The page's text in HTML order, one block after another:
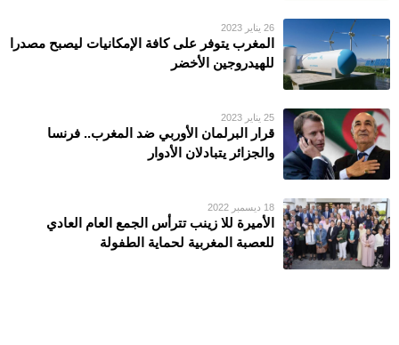
26 يناير 2023
المغرب يتوفر على كافة الإمكانيات ليصبح مصدرا
للهيدروجين الأخضر
25 يناير 2023
قرار البرلمان الأوربي ضد المغرب.. فرنسا
والجزائر يتبادلان الأدوار
18 ديسمبر 2022
الأمیرة للا زینب تترأس الجمع العام العادي
للعصبة المغربیة لحمایة الطفولة